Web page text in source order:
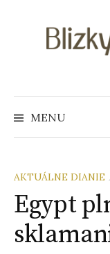
c
o
t
e
n
t
MENU
AKTUÁLNE DIANIE
Egypt